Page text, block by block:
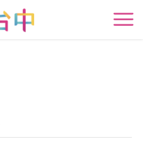
开